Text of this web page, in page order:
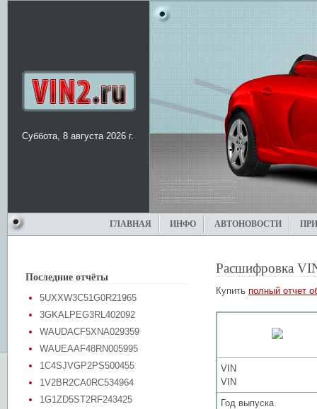
Суббота, 8 августа 2026 г.
ГЛАВНАЯ ИНФО АВТОНОВОСТИ
Последние отчёты
5UXXW3C51G0R21965
3GKALPEG3RL402092
WAUDACF5XNA029359
WAUEAAF48RN005995
1C4SJVGP2PS500455
1V2BR2CA0RC534964
1G1ZD5ST2RF243425
Расшифровка
Купить полный отчет
VIN
VIN
Год выпуска